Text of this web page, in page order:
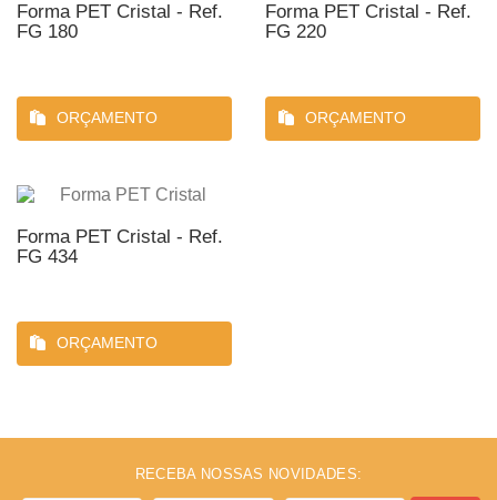
Forma PET Cristal - Ref.
FG 180
ORÇAMENTO
Forma PET Cristal - Ref.
FG 220
ORÇAMENTO
Forma PET Cristal - Ref.
FG 434
ORÇAMENTO
RECEBA NOSSAS NOVIDADES: